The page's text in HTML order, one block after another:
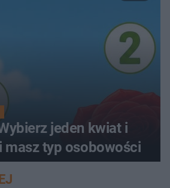
jeden kwiat i
masz typ osobowości